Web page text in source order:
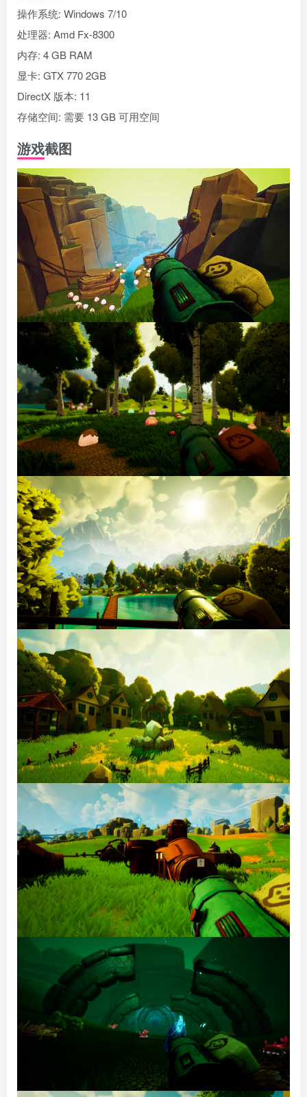
操作系统: Windows 7/10
处理器: Amd Fx-8300
内存: 4 GB RAM
显卡: GTX 770 2GB
DirectX 版本: 11
存储空间: 需要 13 GB 可用空间
游戏截图